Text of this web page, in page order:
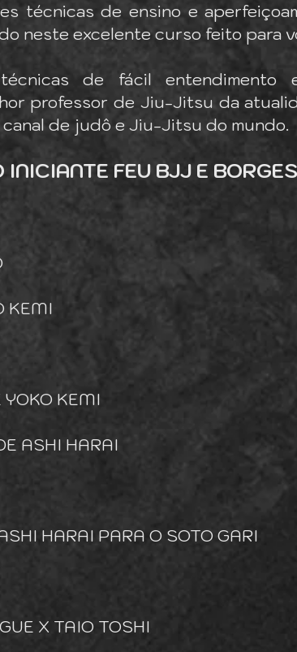
técnicas de ensino e
neste excelente curso feito para
de fácil entendimento
professor de Jiu-Jitsu da
de judô e Jiu-Jitsu do mundo.
INICIANTE FEU BJJ E
KEMI
KEMI
ASHI HARAI
HARAI PARA O SOTO GARI
X TAIO TOSHI